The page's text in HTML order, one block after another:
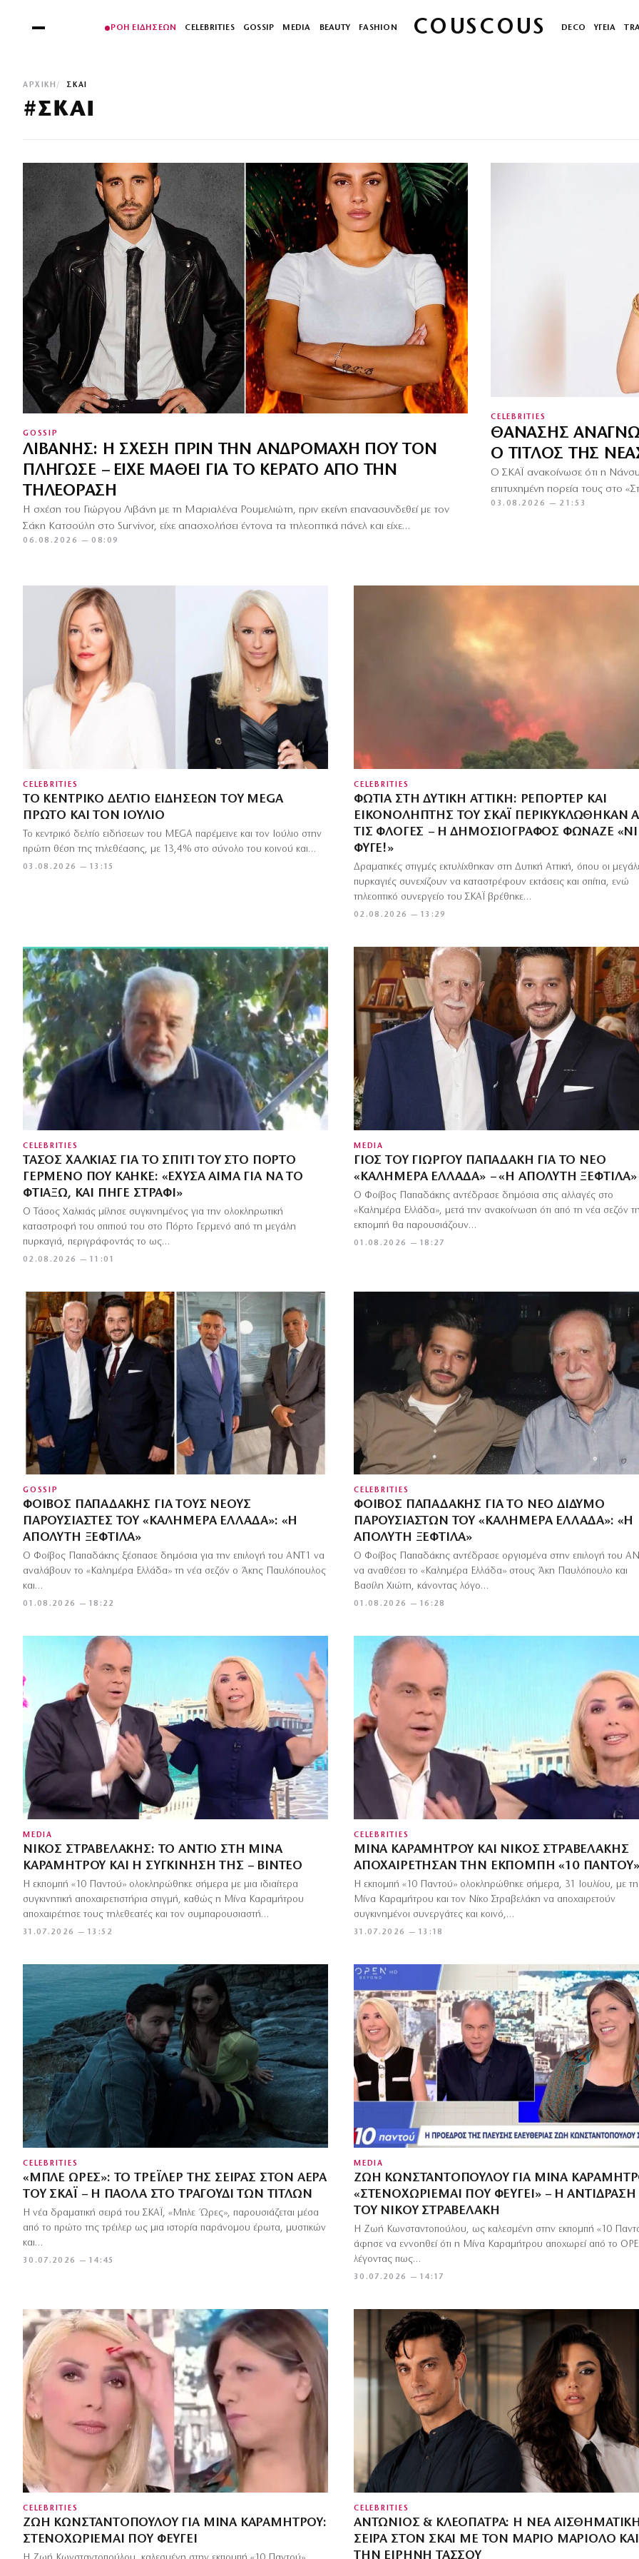
ΡΟΗ ΕΙΔΗΣΕΩΝ CELEBRITIES GOSSIP MEDIA BEAUTY FASHION COUSCOUS DECO ΥΓΕΙΑ
ΑΡΧΙΚΉ ΣΚΑΙ
#ΣΚΑΙ
GOSSIP
ΛΙΒΆΝΗΣ: Η ΣΧΈΣΗ ΠΡΙΝ ΤΗΝ ΑΝΔΡΟΜΆΧΗ ΠΟΥ ΤΟΝ
ΠΛΉΓΩΣΕ – ΕΊΧΕ ΜΆΘΕΙ ΓΙΑ ΤΟ ΚΈΡΑΤΟ ΑΠΌ ΤΗΝ
ΤΗΛΕΌΡΑΣΗ
Η σχέση του Γιώργου Λιβάνη με τη Μαριαλένα Ρουμελιώτη, πριν εκείνη επανασυνδεθεί με τον
Σάκη Κατσούλη στο Survivor, είχε απασχολήσει έντονα τα τηλεοπτικά πάνελ και είχε…
06.08.2026 — 08:09
CELEBRITIES
ΘΑΝΆΣΗΣ
Ο ΤΊΤΛΟΣ ΤΗΣ
Ο ΣΚΑΪ ανακοίνωσε ότι η
επιτυχημένη πορεία τους στο
03.08.2026 — 21:53
CELEBRITIES
ΤΟ ΚΕΝΤΡΙΚΌ ΔΕΛΤΊΟ ΕΙΔΉΣΕΩΝ ΤΟΥ MEGA
ΠΡΏΤΟ ΚΑΙ ΤΟΝ ΙΟΎΛΙΟ
03.08.2026 — 13:15
Το κεντρικό δελτίο ειδήσεων του MEGA παρέμεινε και τον Ιούλιο στην
πρώτη θέση της τηλεθέασης, με 13,4% στο σύνολο του κοινού και…
CELEBRITIES
ΦΩΤΙΆ ΣΤΗ ΔΥΤΙΚΉ ΑΤΤΙΚΉ: ΡΕΠΌΡΤΕΡ ΚΑΙ
ΕΙΚΟΝΟΛΉΠΤΗΣ ΤΟΥ ΣΚΑΪ ΠΕΡΙΚΥΚΛΏΘΗΚΑΝ
ΤΙΣ ΦΛΌΓΕΣ – Η ΔΗΜΟΣΙΟΓΡΆΦΟΣ ΦΏΝΑΖΕ
ΦΎΓΕ!»
02.08.2026 — 13:29
Δραματικές στιγμές εκτυλίχθηκαν στη Δυτική Αττική, όπου οι
πυρκαγιές συνεχίζουν να καταστρέφουν εκτάσεις και σπίτια, ενώ
τηλεοπτικό συνεργείο του ΣΚΑΪ βρέθηκε…
CELEBRITIES
ΤΆΣΟΣ ΧΑΛΚΙΆΣ ΓΙΑ ΤΟ ΣΠΊΤΙ ΤΟΥ ΣΤΟ ΠΌΡΤΟ
ΓΕΡΜΕΝΌ ΠΟΥ ΚΆΗΚΕ: «ΈΧΥΣΑ ΑΊΜΑ ΓΙΑ ΝΑ ΤΟ
ΦΤΙΆΞΩ, ΚΑΙ ΠΉΓΕ ΣΤΡΆΦΙ»
02.08.2026 — 11:01
Ο Τάσος Χαλκιάς μίλησε συγκινημένος για την ολοκληρωτική
καταστροφή του σπιτιού του στο Πόρτο Γερμενό από τη μεγάλη
πυρκαγιά, περιγράφοντάς το ως…
MEDIA
ΓΙΟΣ ΤΟΥ ΓΙΏΡΓΟΥ ΠΑΠΑΔΆΚΗ ΓΙΑ ΤΟ ΝΈΟ
«ΚΑΛΗΜΈΡΑ ΕΛΛΆΔΑ» – «Η ΑΠΌΛΥΤΗ ΞΕΦΤΊΛΑ»
01.08.2026 — 18:27
Ο Φοίβος Παπαδάκης αντέδρασε δημόσια στις αλλαγές στο
«Καλημέρα Ελλάδα», μετά την ανακοίνωση ότι από τη νέα σεζόν
εκπομπή θα παρουσιάζουν…
GOSSIP
ΦΟΊΒΟΣ ΠΑΠΑΔΆΚΗΣ ΓΙΑ ΤΟΥΣ ΝΈΟΥΣ
ΠΑΡΟΥΣΙΑΣΤΈΣ ΤΟΥ «ΚΑΛΗΜΈΡΑ ΕΛΛΆΔΑ»: «Η
ΑΠΌΛΥΤΗ ΞΕΦΤΊΛΑ»
01.08.2026 — 18:22
Ο Φοίβος Παπαδάκης ξέσπασε δημόσια για την επιλογή του ΑΝΤ1 να
αναλάβουν το «Καλημέρα Ελλάδα» τη νέα σεζόν ο Άκης Παυλόπουλος
και…
CELEBRITIES
ΦΟΊΒΟΣ ΠΑΠΑΔΆΚΗΣ ΓΙΑ ΤΟ ΝΈΟ ΔΊΔΥΜΟ
ΠΑΡΟΥΣΙΑΣΤΏΝ ΤΟΥ «ΚΑΛΗΜΈΡΑ ΕΛΛΆΔΑ»: «Η
ΑΠΌΛΥΤΗ ΞΕΦΤΊΛΑ»
01.08.2026 — 16:28
Ο Φοίβος Παπαδάκης αντέδρασε οργισμένα στην επιλογή του
να αναθέσει το «Καλημέρα Ελλάδα» στους Άκη Παυλόπουλο και
Βασίλη Χιώτη, κάνοντας λόγο…
MEDIA
ΝΊΚΟΣ ΣΤΡΑΒΕΛΆΚΗΣ: ΤΟ ΑΝΤΊΟ ΣΤΗ ΜΊΝΑ
ΚΑΡΑΜΉΤΡΟΥ ΚΑΙ Η ΣΥΓΚΊΝΗΣΉ ΤΗΣ – ΒΊΝΤΕΟ
31.07.2026 — 13:52
Η εκπομπή «10 Παντού» ολοκληρώθηκε σήμερα με μια ιδιαίτερα
συγκινητική αποχαιρετιστήρια στιγμή, καθώς η Μίνα Καραμήτρου
αποχαιρέτησε τους τηλεθεατές και τον συμπαρουσιαστή…
CELEBRITIES
ΜΊΝΑ ΚΑΡΑΜΉΤΡΟΥ ΚΑΙ ΝΊΚΟΣ ΣΤΡΑΒΕΛΆΚΗΣ
ΑΠΟΧΑΙΡΈΤΗΣΑΝ ΤΗΝ ΕΚΠΟΜΠΉ «10 ΠΑΝΤΟΎ»
31.07.2026 — 13:18
Η εκπομπή «10 Παντού» ολοκληρώθηκε σήμερα, 31 Ιουλίου, με τη
Μίνα Καραμήτρου και τον Νίκο Στραβελάκη να αποχαιρετούν
συγκινημένοι συνεργάτες και κοινό,…
CELEBRITIES
«ΜΠΛΕ ΏΡΕΣ»: ΤΟ ΤΡΈΙΛΕΡ ΤΗΣ ΣΕΙΡΆΣ ΣΤΟΝ ΑΈΡΑ
ΤΟΥ ΣΚΑΪ – Η ΠΆΟΛΑ ΣΤΟ ΤΡΑΓΟΎΔΙ ΤΩΝ ΤΊΤΛΩΝ
30.07.2026 — 14:45
Η νέα δραματική σειρά του ΣΚΑΪ, «Μπλε Ώρες», παρουσιάζεται μέσα
από το πρώτο της τρέιλερ ως μια ιστορία παράνομου έρωτα, μυστικών
και…
MEDIA
ΖΩΉ ΚΩΝΣΤΑΝΤΟΠΟΎΛΟΥ ΓΙΑ ΜΊΝΑ
«ΣΤΕΝΟΧΩΡΙΈΜΑΙ ΠΟΥ ΦΕΎΓΕΙ» – Η ΑΝΤΊΔΡΑΣΗ
ΤΟΥ ΝΊΚΟΥ ΣΤΡΑΒΕΛΆΚΗ
30.07.2026 — 14:17
Η Ζωή Κωνσταντοπούλου, ως καλεσμένη στην εκπομπή «10
άφησε να εννοηθεί ότι η Μίνα Καραμήτρου αποχωρεί από το
λέγοντας πως…
CELEBRITIES
ΖΩΉ ΚΩΝΣΤΑΝΤΟΠΟΎΛΟΥ ΓΙΑ ΜΊΝΑ ΚΑΡΑΜΉΤΡΟΥ:
ΣΤΕΝΟΧΩΡΙΈΜΑΙ ΠΟΥ ΦΕΎΓΕΙ
CELEBRITIES
ΑΝΤΏΝΙΟΣ & ΚΛΕΟΠΆΤΡΑ: Η ΝΈΑ
ΣΕΙΡΆ ΣΤΟΝ ΣΚΑΙ ΜΕ ΤΟΝ ΜΆΡΙΟ ΜΑΡΙΌΛΟ ΚΑΙ
ΤΗΝ ΕΙΡΉΝΗ ΤΆΣΣΟΥ